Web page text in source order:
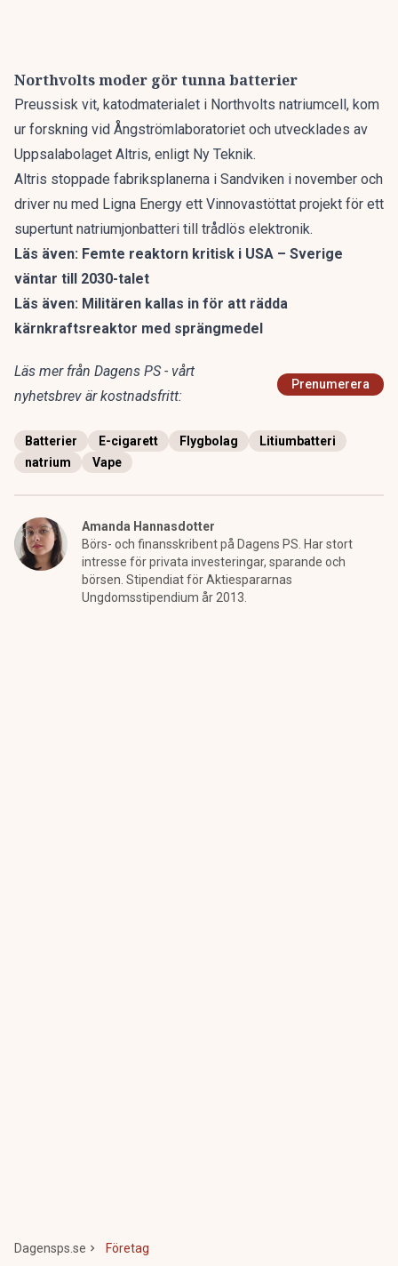
Northvolts moder gör tunna batterier
Preussisk vit, katodmaterialet i Northvolts natriumcell, kom
ur forskning vid Ångströmlaboratoriet och utvecklades av
Uppsalabolaget Altris, enligt Ny Teknik.
Altris stoppade fabriksplanerna i Sandviken i november och
driver nu med Ligna Energy ett Vinnovastöttat projekt för ett
supertunt natriumjonbatteri till trådlös elektronik.
Läs även: Femte reaktorn kritisk i USA – Sverige
väntar till 2030-talet
Läs även: Militären kallas in för att rädda
kärnkraftsreaktor med sprängmedel
Läs mer från Dagens PS - vårt
nyhetsbrev är kostnadsfritt:
Prenumerera
Batterier E-cigarett Flygbolag
Litiumbatteri
natrium
Vape
Amanda Hannasdotter
Börs- och finansskribent på Dagens PS. Har stort
intresse för privata investeringar, sparande och
börsen. Stipendiat för Aktiespararnas
Ungdomsstipendium år 2013.
Dagensps.se Företag